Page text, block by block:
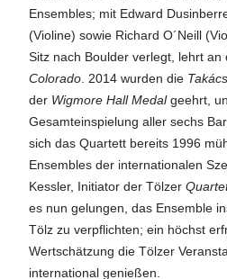
Ensembles; mit Edward
(Violine) sowie Richard O´Neill
Sitz nach Boulder verlegt, lehrt an
Colorado . 2014 wurden die Takács
der Wigmore Hall Medalgeehrt,
Gesamteinspielung aller sechs
sich das Quartett bereits 1996
Ensembles der internationalen
Kessler, Initiator der Tölzer
es nun gelungen, das Ensemble
Tölz zu verpflichten; ein höchst
Wertschätzung die Tölzer
international genießen.